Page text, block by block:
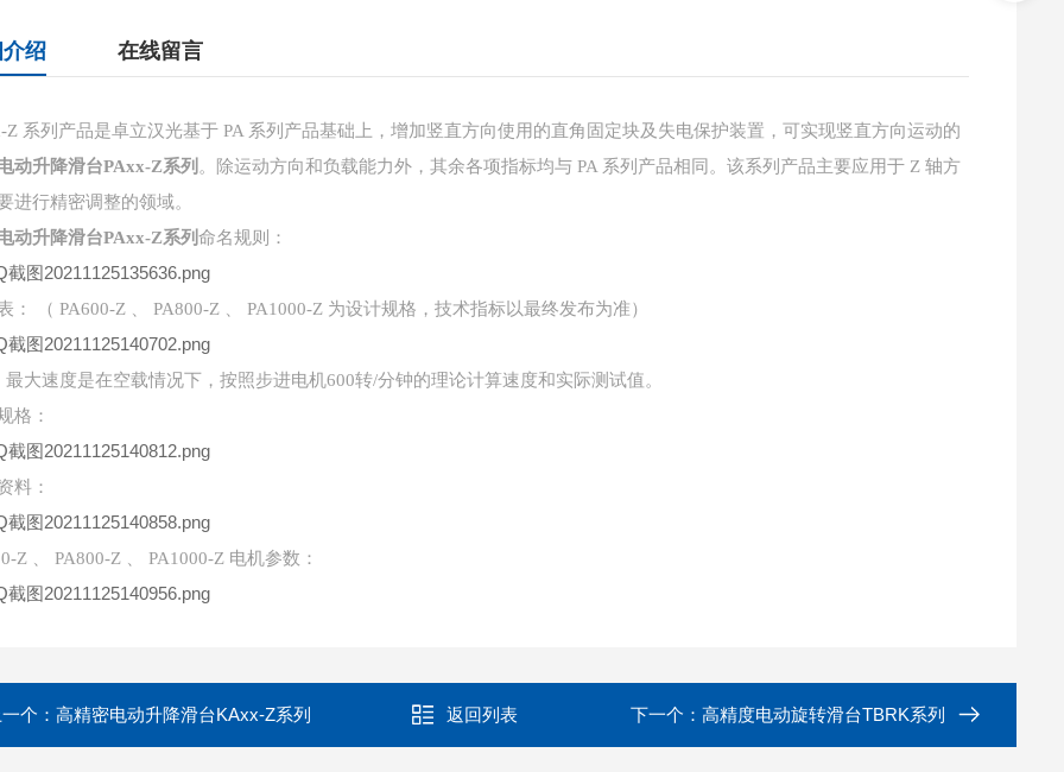
绍 在线留言
Z 系列产品是卓立汉光基于 PA 系列产品基础上，增加竖直方向使用的直角固定块及失电保护装置，可实现竖直方向运动的
动升降滑台PAxx-Z系列 。除运动方向和负载能力外，其余各项指标均与 PA 系列产品相同。该系列产品主要应用于 Z 轴方
进行精密调整的领域。
动升降滑台PAxx-Z系列命名规则：
： （ PA600-Z 、 PA800-Z 、 PA1000-Z 为设计规格，技术指标以最终发布为准）
大速度是在空载情况下，按照步进电机600转/分钟的理论计算速度和实际测试值。
格：
料：
Z 、 PA800-Z 、 PA1000-Z 电机参数：
个：高精密电动升降滑台KAxx-Z系列 返回列表 下一个： 高精度电动旋转滑台TBRK系列